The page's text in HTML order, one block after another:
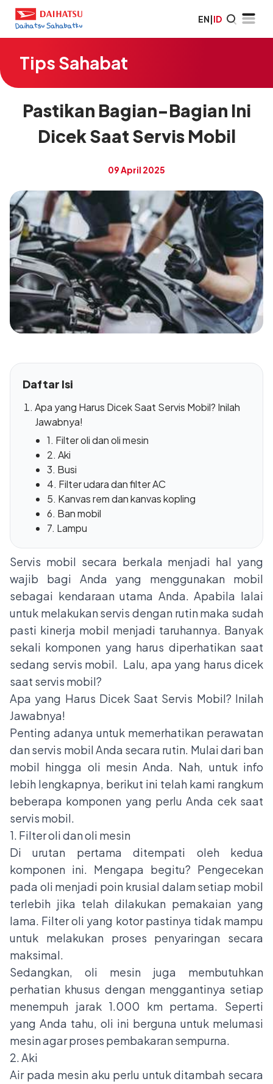
EN|ID
Tips Sahabat
Pastikan Bagian-Bagian Ini
Dicek Saat Servis Mobil
09 April 2025
Daftar Isi
Apa yang Harus Dicek Saat Servis Mobil? Inilah
Jawabnya!
1. Filter oli dan oli mesin
2. Aki
3. Busi
4. Filter udara dan filter AC
5. Kanvas rem dan kanvas kopling
6. Ban mobil
7. Lampu
Servis mobil secara berkala menjadi hal yang
wajib bagi Anda yang menggunakan mobil
sebagai kendaraan utama Anda. Apabila lalai
untuk melakukan servis dengan rutin maka sudah
pasti kinerja mobil menjadi taruhannya. Banyak
sekali komponen yang harus diperhatikan saat
sedang servis mobil. Lalu, apa yang harus dicek
saat servis mobil?
Apa yang Harus Dicek Saat Servis Mobil? Inilah
Jawabnya!
Penting adanya untuk memerhatikan perawatan
dan servis mobil Anda secara rutin. Mulai dari ban
mobil hingga oli mesin Anda. Nah, untuk info
lebih lengkapnya, berikut ini telah kami rangkum
beberapa komponen yang perlu Anda cek saat
servis mobil.
1. Filter oli dan oli mesin
Di urutan pertama ditempati oleh kedua
komponen ini. Mengapa begitu? Pengecekan
pada oli menjadi poin krusial dalam setiap mobil
terlebih jika telah dilakukan pemakaian yang
lama. Filter oli yang kotor pastinya tidak mampu
untuk melakukan proses penyaringan secara
maksimal.
Sedangkan, oli mesin juga membutuhkan
perhatian khusus dengan menggantinya setiap
menempuh jarak 1.000 km pertama. Seperti
yang Anda tahu, oli ini berguna untuk melumasi
mesin agar proses pembakaran sempurna.
2. Aki
Air pada mesin aku perlu untuk ditambah secara